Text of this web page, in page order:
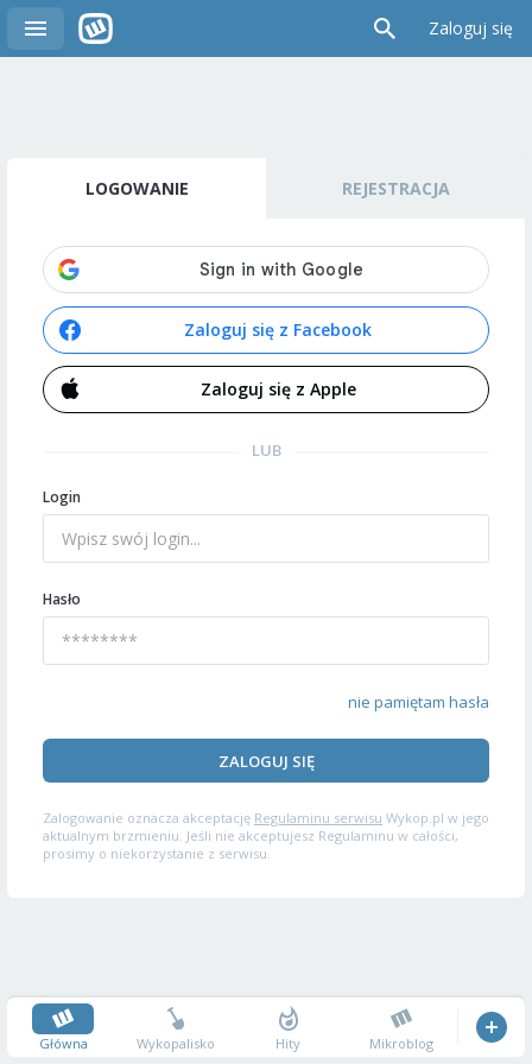
Zaloguj się
LOGOWANIE REJESTRACJA
Zaloguj się z Facebook
Zaloguj się z Apple
LUB
Login
Hasło
nie pamiętam hasła
ZALOGUJ SIĘ
Zalogowanie oznacza akceptację Regulaminu serwisu Wykop.pl w jego
aktualnym brzmieniu. Jeśli nie akceptujesz Regulaminu w całości,
prosimy o niekorzystanie z serwisu.
Główna Wykopalisko Hity Mikroblog